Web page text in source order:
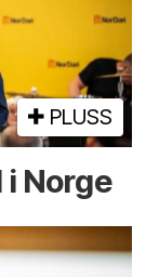
PLUSS
Norge